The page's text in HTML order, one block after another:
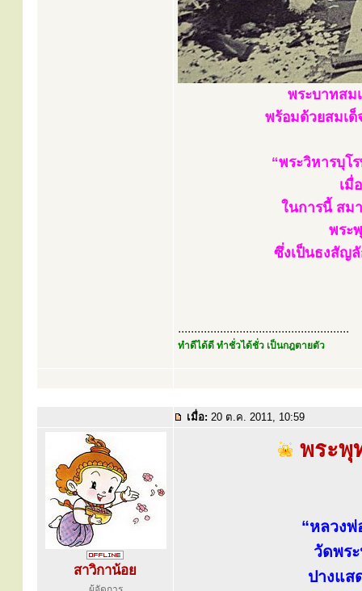
พระบาทสม
พร้อมด้วยสมเ
“พระวิหารบุโ
เมื่
ในการนี้ สม
พระ
ซึ่งเป็นธงสัญ
.....................................................
ทำดีได้ดี ทำชั่วได้ชั่ว เป็นกฎตายตัว
เมื่อ: 20 ต.ค. 2011, 10:59
สาวิกาน้อย
พระพุ
“หลวงพ่
วัดพร
ปางแส